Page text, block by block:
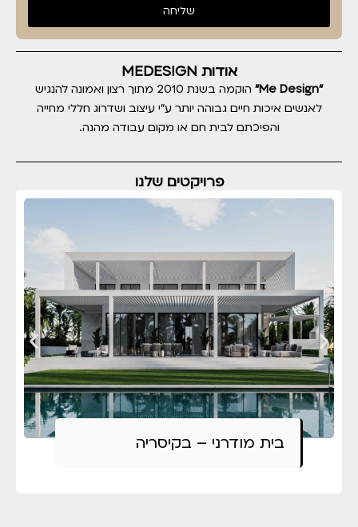
שליחה
אודות MEDESIGN
"Me Design"
הוקמה בשנת 2010 מתוך רצון ואמונה להנגיש
לאנשים איכות חיים גבוהה יותר ע"י עיצוב ושדרוג חללי מחייה
והפיכתם לבית חם או מקום עבודה מהנה.
פרויקטים שלנו
בית מודרני – בקיסריה